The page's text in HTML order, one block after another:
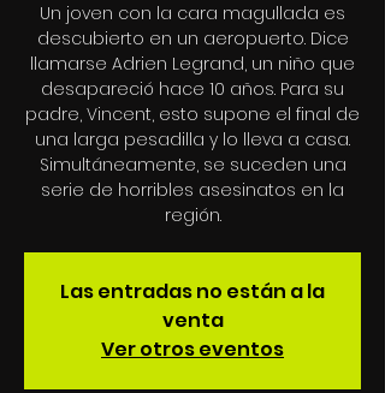
Un joven con la cara magullada es
descubierto en un aeropuerto. Dice
llamarse Adrien Legrand, un niño que
desapareció hace 10 años. Para su
padre, Vincent, esto supone el final de
una larga pesadilla y lo lleva a casa.
Simultáneamente, se suceden una
serie de horribles asesinatos en la
región.
Las entradas no están a la
venta
Ver otros eventos